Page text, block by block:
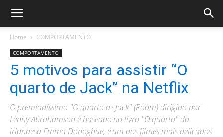
Home COMPORTAMENTO
COMPORTAMENTO
5 motivos para assistir “O
quarto de Jack” na Netflix
O premiadíssimo "O quarto de Jack" (Room) dirigido por
Lenny Abrahamson e baseado no livro "O quarto" da
irlandesa Emma Donoghue, é um dos filmes mais delicados